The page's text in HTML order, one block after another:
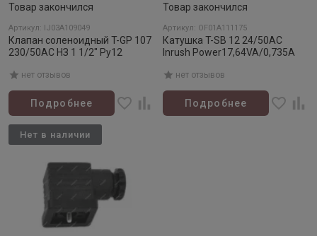
Товар закончился
Артикул: IJ03A109049
Клапан соленоидный T-GP 107
230/50AC НЗ 1 1/2" Ру12
нет отзывов
Подробнее
Товар закончился
Артикул: OF01A111175
Катушка T-SB 12 24/50АС
Inrush Power17,64VA/0,735A
нет отзывов
Подробнее
Нет в наличии